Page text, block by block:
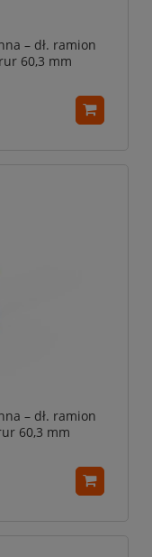
– dł. ramion
60,3 mm
– dł. ramion
60,3 mm